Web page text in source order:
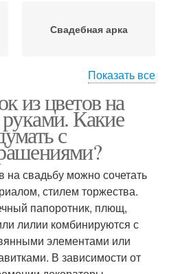
Свадебная арка
Сны на свадебной арке
Украшение для арки
Арка из воздушных
шаров
Показать все
из цветов на
Какие
с
на свадьбу можно сочетать
стилем торжества.
папоротник, плющ,
лилии комбинируются с
элементами или
В зависимости от